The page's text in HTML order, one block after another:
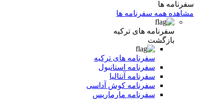
سفرنامه ها
مشاهده همه سفرنامه ها
سفرنامه های ترکیه
بازگشت
سفرنامه های ترکیه
سفرنامه استانبول
سفرنامه آنتالیا
سفرنامه کوش آداسی
سفرنامه مارماریس